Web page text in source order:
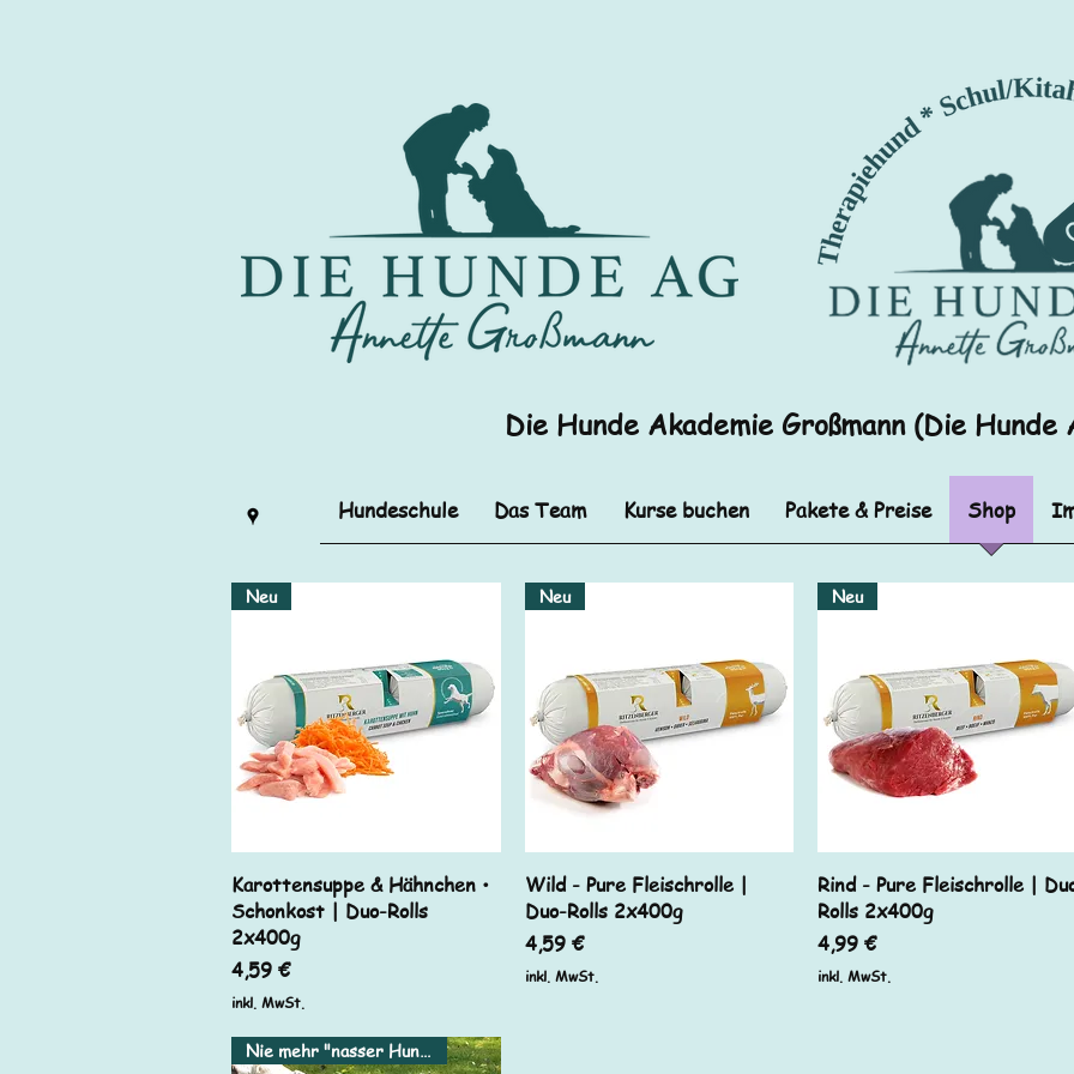
Die Hunde Akademie Großmann (Die Hunde
Hundeschule Das Team Kurse buchen Pakete & Preise Shop
Schnellansicht
Neu
Karottensuppe & Hähnchen •
Schonkost | Duo-Rolls
2x400g
Preis
4,59 €
inkl. MwSt.
Schnellansicht
Neu
Wild - Pure Fleischrolle |
Duo-Rolls 2x400g
Preis
4,59 €
inkl. MwSt.
Schnellansicht
Neu
Rind - Pure Fleischrolle |
Rolls 2x400g
Preis
4,99 €
inkl. MwSt.
Nie mehr "nasser Hund"